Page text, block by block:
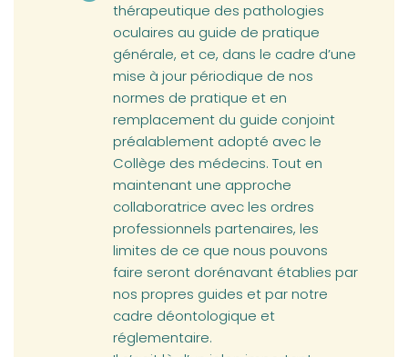
thérapeutique des pathologies
oculaires au guide de pratique
générale, et ce, dans le cadre d’une
mise à jour périodique de nos
normes de pratique et en
remplacement du guide conjoint
préalablement adopté avec le
Collège des médecins. Tout en
maintenant une approche
collaboratrice avec les ordres
professionnels partenaires, les
limites de ce que nous pouvons
faire seront dorénavant établies par
nos propres guides et par notre
cadre déontologique et
réglementaire.